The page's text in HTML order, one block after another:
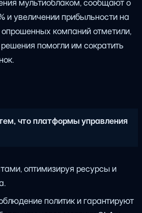
мультиоблаком, сообщают о
и увеличении прибыльности на
компаний отметили,
помогли им сократить
что платформы управления
оптимизируя ресурсы и
политик и гарантируют